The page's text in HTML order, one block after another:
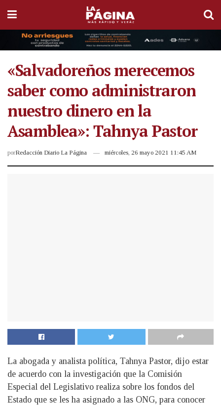
«Salvadoreños merecemos
saber como administraron
nuestro dinero en la
Asamblea»: Tahnya Pastor
porRedacción Diario La Página miércoles, 26 mayo 2021 11:45 AM
La abogada y analista política, Tahnya Pastor, dijo estar
de acuerdo con la investigación que la Comisión
Especial del Legislativo realiza sobre los fondos del
Estado que se les ha asignado a las ONG, para conocer